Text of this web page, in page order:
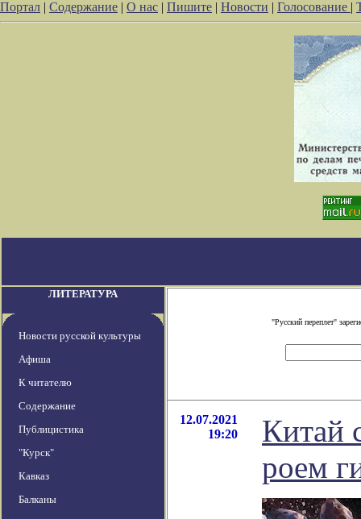
Портал | Содержание | О нас | Пишите | Новости | Голосование |
ЛИТЕРАТУРА
Новости русской культуры
Афиша
К читателю
Содержание
Публицистика
"Курск"
Кавказ
Балканы
"Русский переплет"
12.07.2021
19:20
Китай
роем